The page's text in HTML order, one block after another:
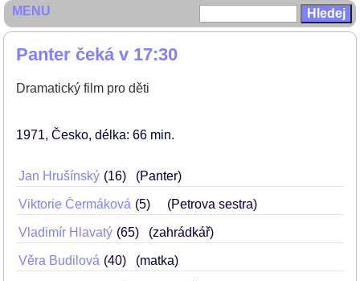
Panter čeká v 17:30
Dramatický film pro děti
1971 Česko délka: 66 min
Jan Hrušínský 16 (Panter)
Viktorie Čermáková 5 (Petrova sestra)
Vladimír Hlavatý 65 (zahrádkář)
Věra Budilová 40 (matka)
MENU